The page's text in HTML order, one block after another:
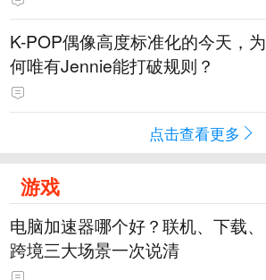
K-POP偶像高度标准化的今天，为
何唯有Jennie能打破规则？
点击查看更多
游戏
电脑加速器哪个好？联机、下载、
跨境三大场景一次说清